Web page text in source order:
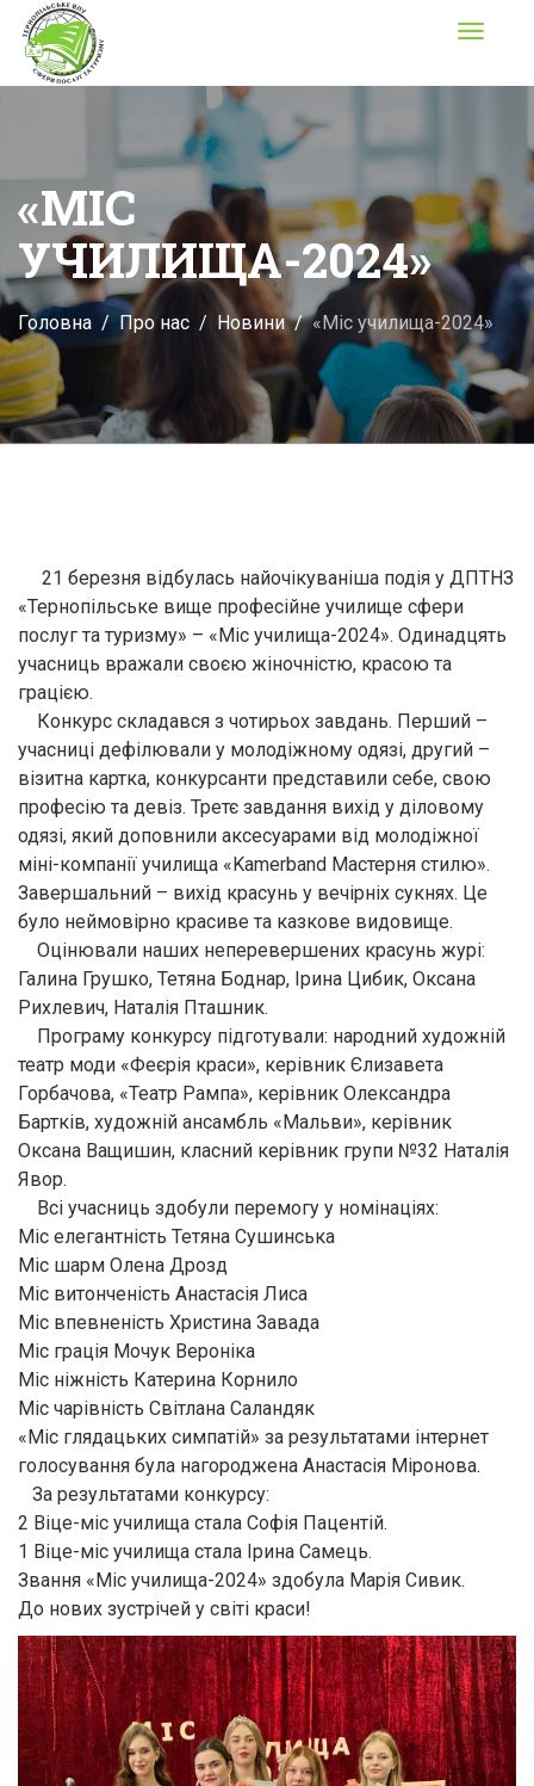
Toggle
«МІС
УЧИЛИЩА-2024»
Головна Про нас Новини «Міс училища-2024»
21 березня відбулась найочікуваніша подія у ДПТНЗ
«Тернопільське вище професійне училище сфери
послуг та туризму» – «Міс училища-2024». Одинадцять
учасниць вражали своєю жіночністю, красою та
грацією.
Конкурс складався з чотирьох завдань. Перший –
учасниці дефілювали у молодіжному одязі, другий –
візитна картка, конкурсанти представили себе, свою
професію та девіз. Третє завдання вихід у діловому
одязі, який доповнили аксесуарами від молодіжної
міні-компанії училища «Kamerband Мастерня стилю».
Завершальний – вихід красунь у вечірніх сукнях. Це
було неймовірно красиве та казкове видовище.
Оцінювали наших неперевершених красунь журі:
Галина Грушко, Тетяна Боднар, Ірина Цибик, Оксана
Рихлевич, Наталія Пташник.
Програму конкурсу підготували: народний художній
театр моди «Феєрія краси», керівник Єлизавета
Горбачова, «Театр Рампа», керівник Олександра
Бартків, художній ансамбль «Мальви», керівник
Оксана Ващишин, класний керівник групи №32 Наталія
Явор.
Всі учасниць здобули перемогу у номінаціях:
Міс елегантність Тетяна Сушинська
Міс шарм Олена Дрозд
Міс витонченість Анастасія Лиса
Міс впевненість Христина Завада
Міс грація Мочук Вероніка
Міс ніжність Катерина Корнило
Міс чарівність Світлана Саландяк
«Міс глядацьких симпатій» за результатами інтернет
голосування була нагороджена Анастасія Міронова.
За результатами конкурсу:
2 Віце-міс училища стала Софія Пацентій.
1 Віце-міс училища стала Ірина Самець.
Звання «Міс училища-2024» здобула Марія Сивик.
До нових зустрічей у світі краси!